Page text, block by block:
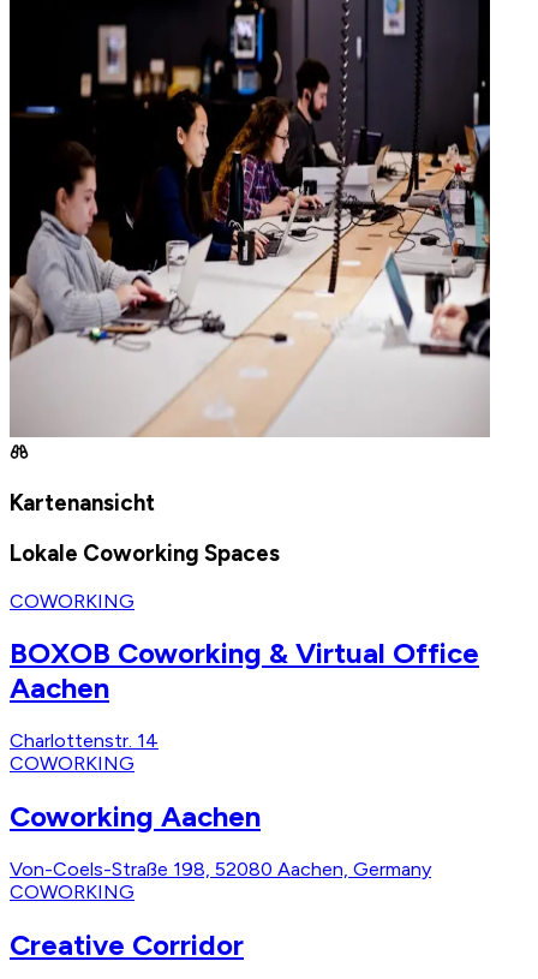
Kartenansicht
Lokale Coworking Spaces
COWORKING
BOXOB Coworking & Virtual Office
Aachen
Charlottenstr. 14
COWORKING
Coworking Aachen
Von-Coels-Straße 198, 52080 Aachen, Germany
COWORKING
Creative Corridor